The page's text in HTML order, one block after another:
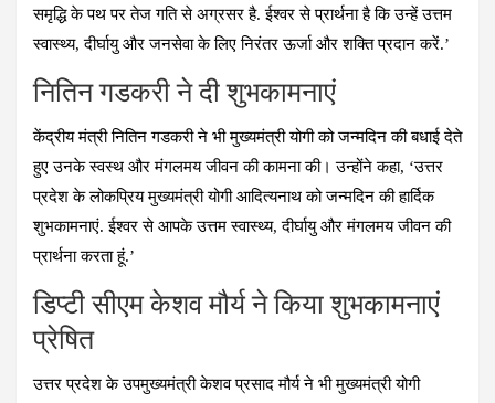
समृद्धि के पथ पर तेज गति से अग्रसर है. ईश्वर से प्रार्थना है कि उन्हें उत्तम
स्वास्थ्य, दीर्घायु और जनसेवा के लिए निरंतर ऊर्जा और शक्ति प्रदान करें.’
नितिन गडकरी ने दी शुभकामनाएं
केंद्रीय मंत्री नितिन गडकरी ने भी मुख्यमंत्री योगी को जन्मदिन की बधाई देते
हुए उनके स्वस्थ और मंगलमय जीवन की कामना की। उन्होंने कहा, ‘उत्तर
प्रदेश के लोकप्रिय मुख्यमंत्री योगी आदित्यनाथ को जन्मदिन की हार्दिक
शुभकामनाएं. ईश्वर से आपके उत्तम स्वास्थ्य, दीर्घायु और मंगलमय जीवन की
प्रार्थना करता हूं.’
डिप्टी सीएम केशव मौर्य ने किया शुभकामनाएं
प्रेषित
उत्तर प्रदेश के उपमुख्यमंत्री केशव प्रसाद मौर्य ने भी मुख्यमंत्री योगी